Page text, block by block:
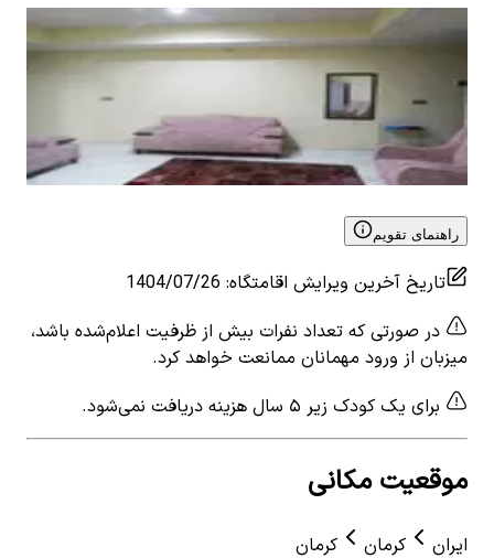
اجاره آپارتمان سه خوابه در آزادگان کرمان- پنج تخته
3 اتاق خواب6 نفر
۴٬۶۰۰٬۰۰۰تومان
View details for اجاره آپارتمان سه خوابه در آزادگان کرمان-
پنج تخته
راهنمای تقویم
تاریخ آخرین ویرایش اقامتگاه:
1404/07/26
در صورتی که تعداد نفرات بیش از ظرفیت اعلام‌شده باشد،
میزبان از ورود مهمانان ممانعت خواهد کرد.
برای یک کودک زیر ۵ سال هزینه دریافت نمی‌شود.
موقعیت مکانی
ایران کرمان
کرمان